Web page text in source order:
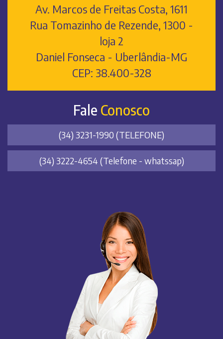
Av. Marcos de Freitas Costa, 1611
Rua Tomazinho de Rezende, 1300 -
loja 2
Daniel Fonseca - Uberlândia-MG
CEP: 38.400-328
Fale Conosco
(34) 3231-1990 (TELEFONE)
(34) 3222-4654 (Telefone - whatssap)